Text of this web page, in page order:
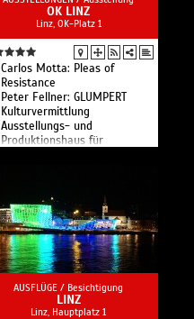
OK LINZ
Linz, OK-Platz 1
Carlos Motta: Pleas of
Resistance
Peter Fellner: GLUMPERT
Kulturvermittlung
Ausstellungs- und
Produktionshaus für
AUSFLÜGE / Besichtigung
LINZ
Linz, Hauptplatz 1